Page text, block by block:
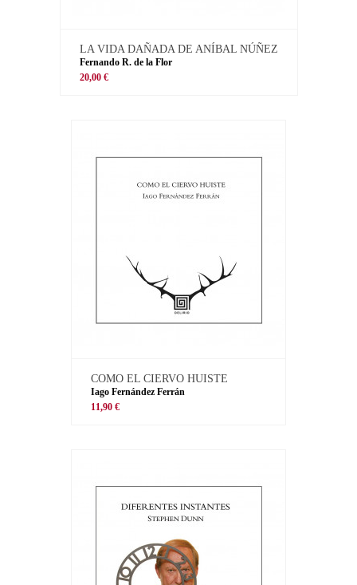
LA VIDA DAÑADA DE ANÍBAL NÚÑEZ
Fernando R. de la Flor
20,00 €
COMO EL CIERVO HUISTE
Iago Fernández Ferrán
11,90 €